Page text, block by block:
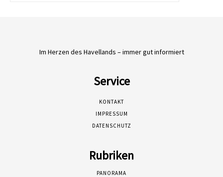
Im Herzen des Havellands – immer gut informiert
Service
KONTAKT
IMPRESSUM
DATENSCHUTZ
Rubriken
PANORAMA